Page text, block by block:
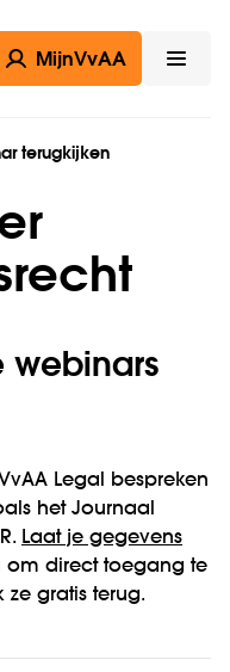
MijnVvAA
terugkijken
webinars
Legal bespreken
het Journaal
Laat je gegevens
direct toegang te
ze gratis terug.